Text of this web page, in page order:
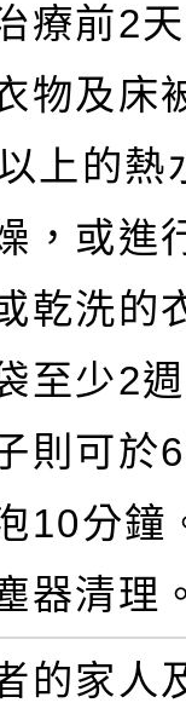
療前2
物及床
上的熱
，或進
乾洗的
至少2
則可
10分鐘
器清理
的家人